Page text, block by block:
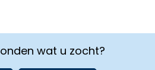
wat u zocht?